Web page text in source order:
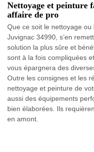
Nettoyage et peinture
affaire de pro
Que ce soit le nettoyage
Juvignac 34990, s’en
solution la plus sûre et
sont à la fois compliquées
vous épargnera des
Outre les consignes et les
nettoyage et peinture de
aussi des équipements
bien élaborées. Ils
en amont.